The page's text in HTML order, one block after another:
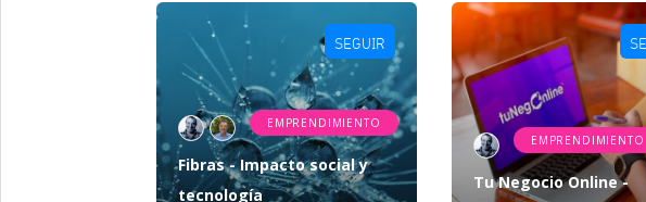
SEGUIR
EMPRENDIMIENTO
Fibras - Impacto social y
tecnología
EMPRENDIMIENTO
Tu Negocio Online -